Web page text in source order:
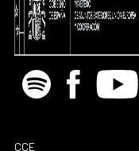
Spotify Facebook
Youtube
CCE